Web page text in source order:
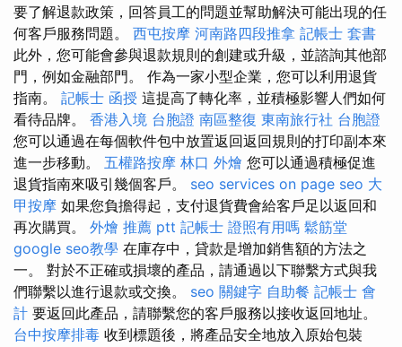
要了解退款政策，回答員工的問題並幫助解決可能出現的任
何客戶服務問題。 西屯按摩 河南路四段推拿 記帳士 套書
此外，您可能會參與退款規則的創建或升級，並諮詢其他部
門，例如金融部門。 作為一家小型企業，您可以利用退貨
指南。 記帳士 函授 這提高了轉化率，並積極影響人們如何
看待品牌。 香港入境 台胞證 南區整復 東南旅行社 台胞證
您可以通過在每個軟件包中放置返回返回規則的打印副本來
進一步移動。 五權路按摩 林口 外燴 您可以通過積極促進
退貨指南來吸引幾個客戶。 seo services on page seo 大
甲按摩 如果您負擔得起，支付退貨費會給客戶足以返回和
再次購買。 外燴 推薦 ptt 記帳士 證照有用嗎 鬆筋堂
google seo教學 在庫存中，貸款是增加銷售額的方法之
一。 對於不正確或損壞的產品，請通過以下聯繫方式與我
們聯繫以進行退款或交換。 seo 關鍵字 自助餐 記帳士 會
計 要返回此產品，請聯繫您的客戶服務以接收返回地址。
台中按摩排毒 收到標題後，將產品安全地放入原始包裝